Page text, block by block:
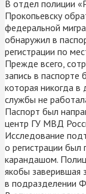
В отдел полиции
Прокопьевску
федеральной
обнаружил в
регистрации по
Прежде всего,
запись в паспорте
которая никогда
службы не
Паспорт был
центр ГУ МВД
Исследование
о регистрации
карандашом.
якобы заверившая
в подразделении